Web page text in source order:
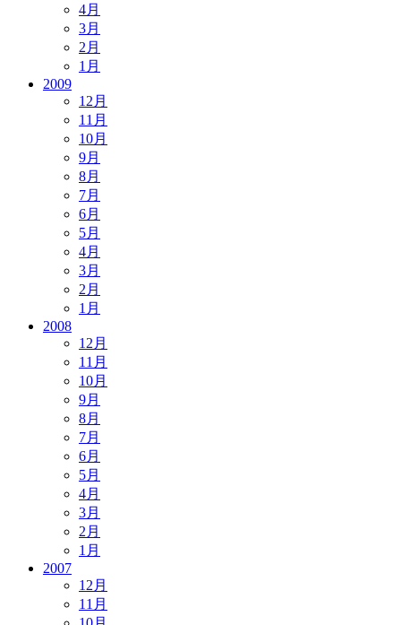
4月
3月
2月
1月
2009
12月
11月
10月
9月
8月
7月
6月
5月
4月
3月
2月
1月
2008
12月
11月
10月
9月
8月
7月
6月
5月
4月
3月
2月
1月
2007
12月
11月